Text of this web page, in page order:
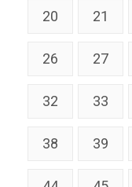
20 21
26 27
32 33
38 39